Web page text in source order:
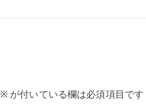
※が付いている欄は必須項目です